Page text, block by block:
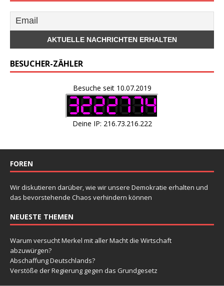
BESUCHER-ZÄHLER
Besuche seit 10.07.2019
Deine IP: 216.73.216.222
FOREN
Wir diskutieren darüber, wie wir unsere Demokratie erhalten und
das bevorstehende Chaos verhindern können
NEUESTE THEMEN
Warum versucht Merkel mit aller Macht die Wirtschaft
abzuwürgen?
Abschaffung Deutschlands?
Verstöße der Regierung gegen das Grundgesetz